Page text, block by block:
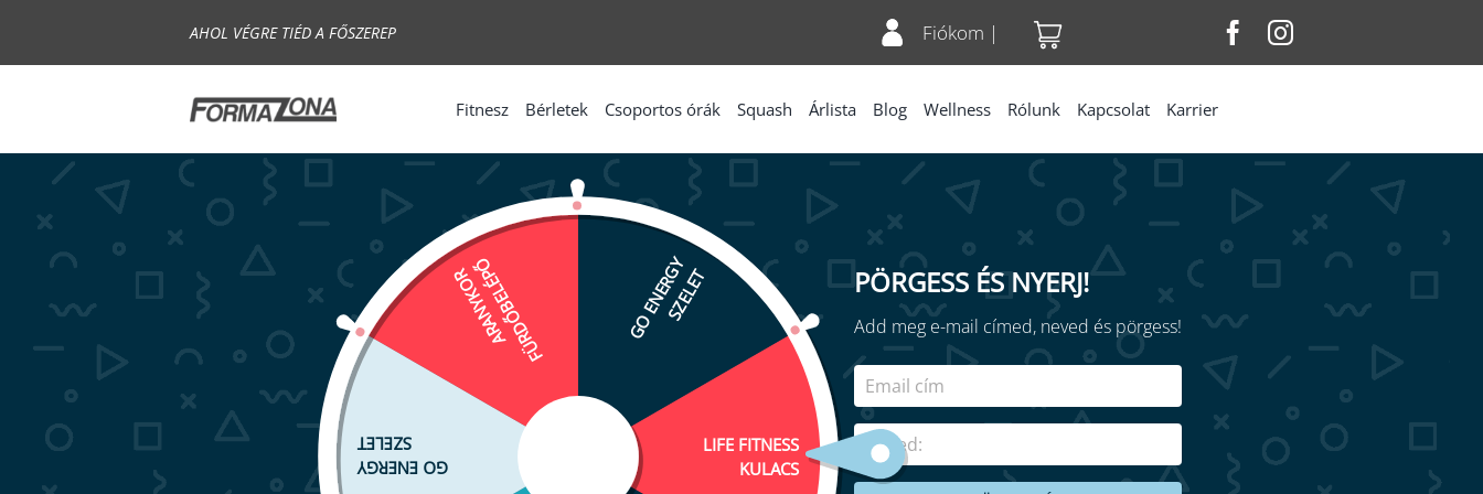
content
AHOL VÉGRE TIÉD A FŐSZEREP Fiókom |
Fitnesz Bérletek Csoportos órák Squash Árlista Blog Wellness Rólunk Kapcsolat Karrier
LIFE FITNESS
KULACS
GO ENERGY
SZELET
ARANYKOR
FÜRDŐBELÉPŐ GO ENERGY
SZELET PÖRGESS ÉS NYERJ!
Add meg e-mail címed, neved és pörgess!